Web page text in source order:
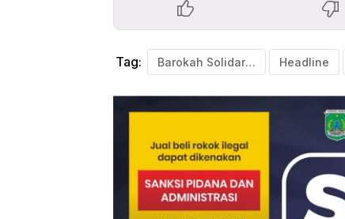
Tag: Barokah Solidaritas Headline